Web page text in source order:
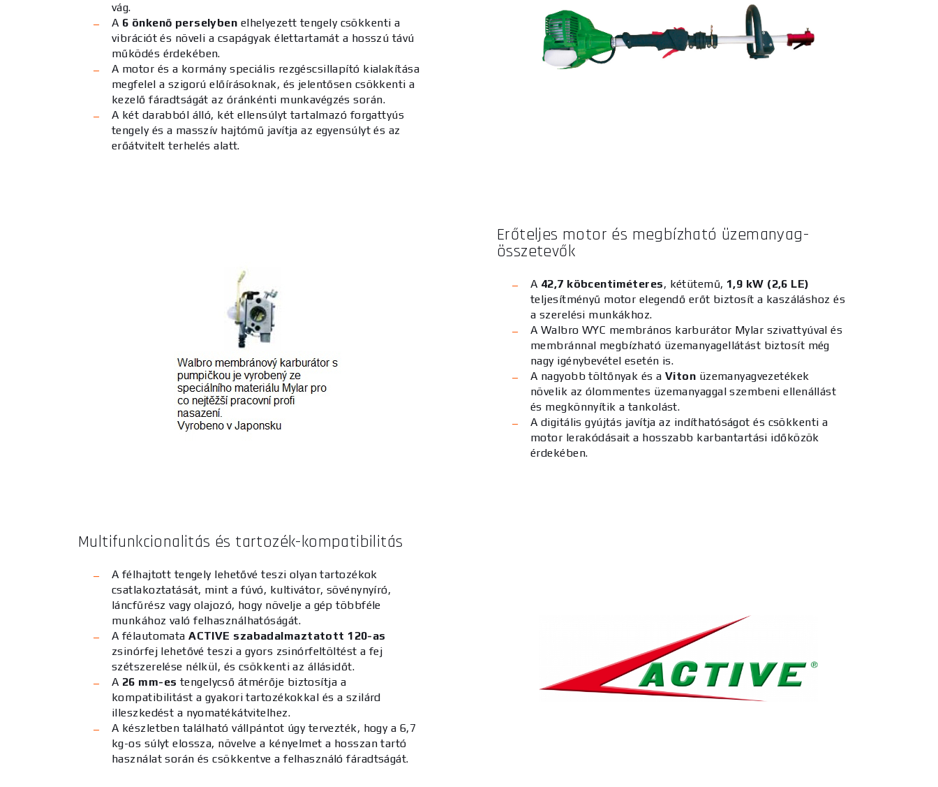
vág.
A 6 önkenő perselyben elhelyezett tengely csökkenti a
vibrációt és növeli a csapágyak élettartamát a hosszú távú
működés érdekében.
A motor és a kormány speciális rezgéscsillapító kialakítása
megfelel a szigorú előírásoknak, és jelentősen csökkenti a
kezelő fáradtságát az óránkénti munkavégzés során.
A két darabból álló, két ellensúlyt tartalmazó forgattyús
tengely és a masszív hajtómű javítja az egyensúlyt és az
erőátvitelt terhelés alatt.
Erőteljes motor és megbízható üzemanyag-
összetevők
A 42,7 köbcentiméteres, kétütemű, 1,9 kW (2,6 LE)
teljesítményű motor elegendő erőt biztosít a kaszáláshoz és
a szerelési munkákhoz.
A Walbro WYC membrános karburátor Mylar szivattyúval és
membránnal megbízható üzemanyagellátást biztosít még
nagy igénybevétel esetén is.
A nagyobb töltőnyak és a Viton üzemanyagvezetékek
növelik az ólommentes üzemanyaggal szembeni ellenállást
és megkönnyítik a tankolást.
A digitális gyújtás javítja az indíthatóságot és csökkenti a
motor lerakódásait a hosszabb karbantartási időközök
érdekében.
Multifunkcionalitás és tartozék-kompatibilitás
A félhajtott tengely lehetővé teszi olyan tartozékok
csatlakoztatását, mint a fúvó, kultivátor, sövénynyíró,
láncfűrész vagy olajozó, hogy növelje a gép többféle
munkához való felhasználhatóságát.
A félautomataACTIVE szabadalmaztatott 120-as
zsinórfej lehetővé teszi a gyors zsinórfeltöltést a fej
szétszerelése nélkül, és csökkenti az állásidőt.
A 26 mm-es tengelycső átmérője biztosítja a
kompatibilitást a gyakori tartozékokkal és a szilárd
illeszkedést a nyomatékátvitelhez.
A készletben található vállpántot úgy tervezték, hogy a 6,7
kg-os súlyt elossza, növelve a kényelmet a hosszan tartó
használat során és csökkentve a felhasználó fáradtságát.